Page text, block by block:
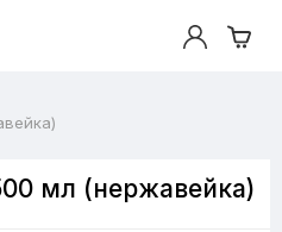
мл (нержавейка)